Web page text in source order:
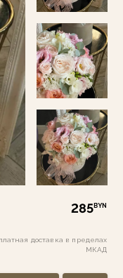
285BYN
доставка в пределах
МКАД